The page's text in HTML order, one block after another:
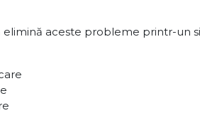
elimină aceste probleme printr-un